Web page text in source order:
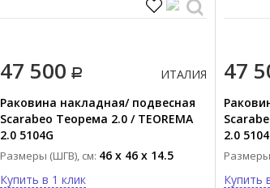
47 500
ИТАЛИЯ
Раковина накладная/ подвесная
Scarabeo Теорема 2.0 / TEOREMA
2.0 5104G
Размеры (ШГВ), см: 46 x 46 x 14.5
Купить в 1 клик
47
2.0
Купить